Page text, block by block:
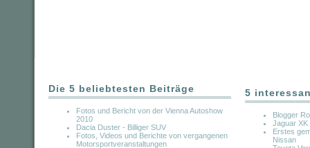
Die 5 beliebtesten Beiträge
Fotos und Bericht von der Vienna Autoshow
2010
Dacia Duster - Billiger SUV
Fotos, Videos und Berichte von vergangenen
Motorsportveranstaltungen
5
Blogger
Jaguar XK
Erstes
Nissan